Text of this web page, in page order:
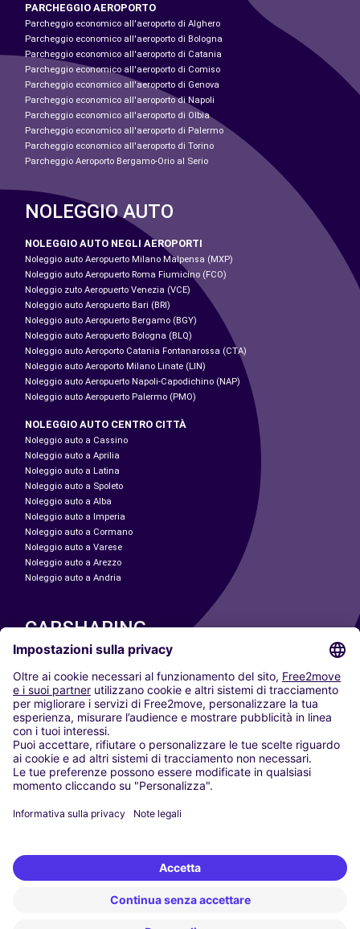
PARCHEGGIO AEROPORTO
Parcheggio economico all'aeroporto di Alghero
Parcheggio economico all'aeroporto di Bologna
Parcheggio economico all'aeroporto di Catania
Parcheggio economico all'aeroporto di Comiso
Parcheggio economico all'aeroporto di Genova
Parcheggio economico all'aeroporto di Napoli
Parcheggio economico all'aeroporto di Olbia
Parcheggio economico all'aeroporto di Palermo
Parcheggio economico all'aeroporto di Torino
Parcheggio Aeroporto Bergamo-Orio al Serio
NOLEGGIO AUTO
NOLEGGIO AUTO NEGLI AEROPORTI
Noleggio auto Aeropuerto Milano Malpensa (MXP)
Noleggio auto Aeropuerto Roma Fiumicino (FCO)
Noleggio zuto Aeropuerto Venezia (VCE)
Noleggio auto Aeropuerto Bari (BRI)
Noleggio auto Aeropuerto Bergamo (BGY)
Noleggio auto Aeropuerto Bologna (BLQ)
Noleggio auto Aeroporto Catania Fontanarossa (CTA)
Noleggio auto Aeroporto Milano Linate (LIN)
Noleggio auto Aeropuerto Napoli-Capodichino (NAP)
Noleggio auto Aeropuerto Palermo (PMO)
NOLEGGIO AUTO CENTRO CITTÀ
Noleggio auto a Cassino
Noleggio auto a Aprilia
Noleggio auto a Latina
Noleggio auto a Spoleto
Noleggio auto a Alba
Noleggio auto a Imperia
Noleggio auto a Cormano
Noleggio auto a Varese
Noleggio auto a Arezzo
Noleggio auto a Andria
CARSHARING
LE NOSTRE CITTÀ
Paris
Madrid
Washington DC
Milano
Roma
Torino
Vienna
Berlino
Düsseldorf